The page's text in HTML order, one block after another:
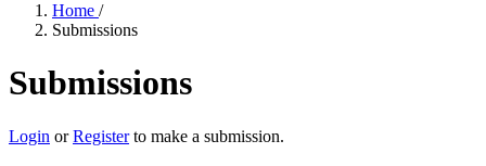
Home /
Submissions
Submissions
Login orRegisterto make a submission.